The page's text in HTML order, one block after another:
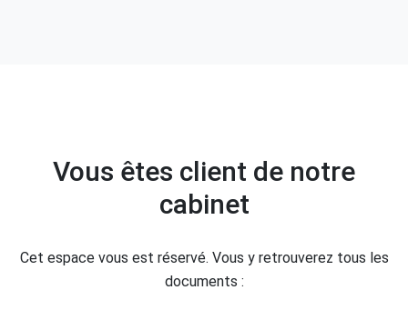
Vous êtes client de notre
cabinet
Cet espace vous est réservé. Vous y retrouverez tous les
documents :